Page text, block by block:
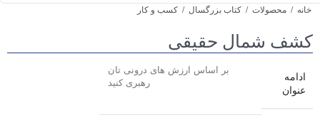
خانه / محصولات / کتاب بزرگسال / کسب و کار
کشف شمال حقیقی
ادامه
عنوان
بر اساس ارزش های درونی تان
رهبری کنید